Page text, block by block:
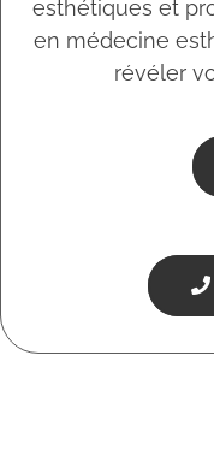
esthétiques et
en médecine
révéler